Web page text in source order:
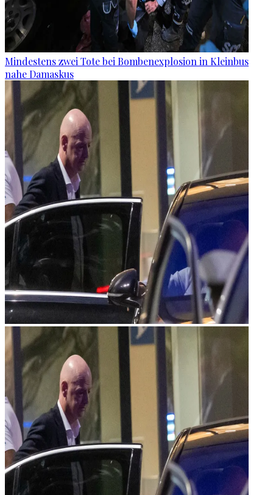
Mindestens zwei Tote bei Bombenexplosion in Kleinbus
nahe Damaskus